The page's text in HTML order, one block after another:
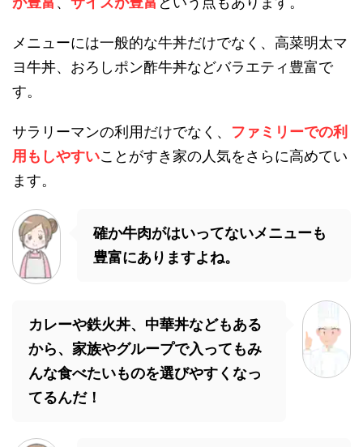
メニューには一般的な牛丼だけでなく、高菜明太マ
ヨ牛丼、おろしポン酢牛丼などバラエティ豊富で
す。
サラリーマンの利用だけでなく、 ファミリーでの利
用もしやすいことがすき家の人気をさらに高めてい
ます。
確か牛肉がはいってないメニューも
豊富にありますよね。
カレーや鉄火丼、中華丼などもある
から、家族やグループで入ってもみ
んな食べたいものを選びやすくなっ
てるんだ！